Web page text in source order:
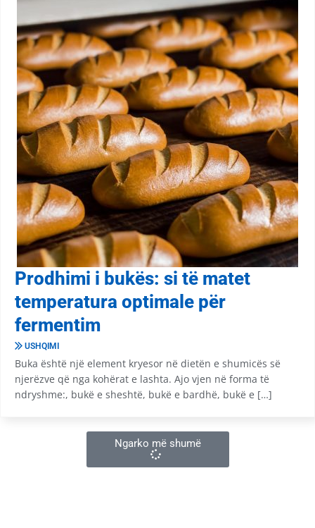
Prodhimi i bukës: si të matet
temperatura optimale për
fermentim
USHQIMI
Buka është një element kryesor në dietën e shumicës së
njerëzve që nga kohërat e lashta. Ajo vjen në forma të
ndryshme:, bukë e sheshtë, bukë e bardhë, bukë e […]
Ngarko më shumë